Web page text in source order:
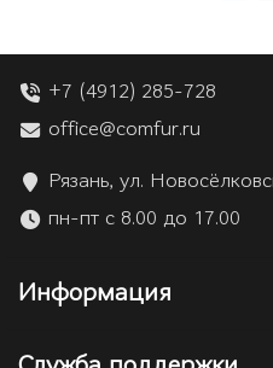
+7 (4912) 285-728
office@comfur.ru
Рязань, ул.
пн-пт с 8.00 до 17.00
Информация